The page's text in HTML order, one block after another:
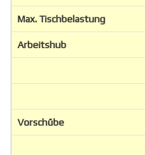
Max. Tischbelastung
Arbeitshub
Vorschűbe